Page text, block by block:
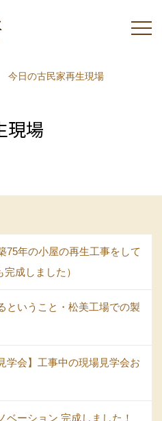
今日の古民家再生現場
現場
年の小屋の再生工事をして
成しました）
ということ・松美工場での製
学会】工事中の現場見学会お
ベーション 完成しました！